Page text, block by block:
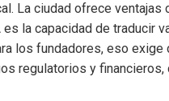
La ciudad ofrece ventajas
es la capacidad de traducir
los fundadores, eso
regulatorios y